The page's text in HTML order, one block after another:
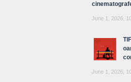
June 1, 2026,
June 1, 2026,